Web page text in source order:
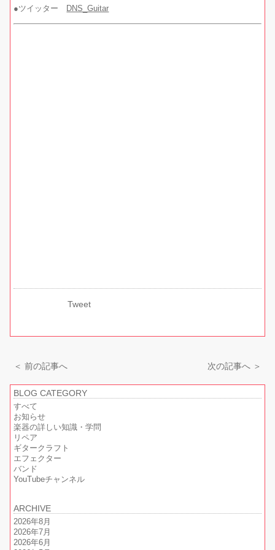
●ツイッター DNS_Guitar
Tweet
＜ 前の記事へ 次の記事へ ＞
BLOG CATEGORY
すべて
お知らせ
楽器の詳しい知識・学問
リペア
ギタークラフト
エフェクター
バンド
YouTubeチャンネル
ARCHIVE
2026年8月
2026年7月
2026年6月